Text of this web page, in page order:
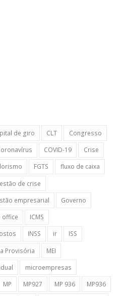
de giro CLT
Congresso
COVID-19
Crise
FGTS
fluxo de caixa
de crise
empresarial
Governo
office
ICMS
INSS ir
ISS
Provisória
MEI
microempresas
MP MP927 MP 936
MP936